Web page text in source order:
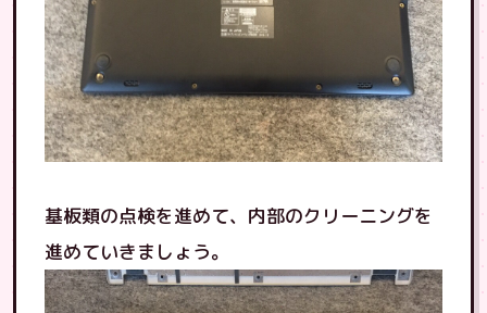
基板類の点検を進めて、内部のクリーニングを
進めていきましょう。